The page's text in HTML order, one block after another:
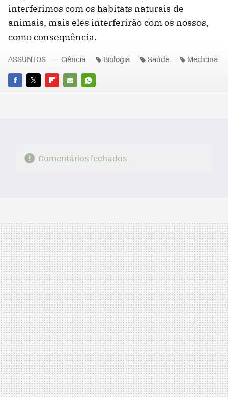
interferimos com os habitats naturais de
animais, mais eles interferirão com os nossos,
como consequência.
FACEBOOK
TWITTERFLIPBOARD
E-
WHATSAPP
ASSUNTOS Ciência Biologia Saúde Medicina
Comentários fechados